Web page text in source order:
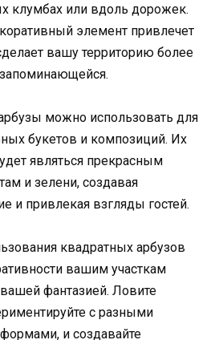
клумбах или вдоль дорожек.
элемент привлечет
вашу территорию более
можно использовать для
букетов и композиций. Их
являться прекрасным
и зелени, создавая
и привлекая взгляды гостей.
квадратных арбузов
вашим участкам
фантазией. Ловите
с разными
и создавайте